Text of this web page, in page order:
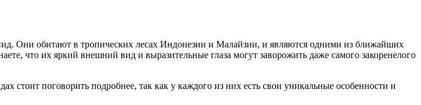
Они обитают в тропических лесах Индонезии и Малайзии, и являются одними из ближайших
что их яркий внешний вид и выразительные глаза могут заворожить даже самого закоренелого
стоит поговорить подробнее, так как у каждого из них есть свои уникальные особенности и